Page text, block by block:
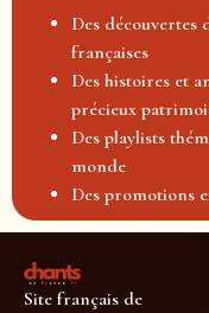
Des découvertes
françaises
Des histoires et
précieux
Des playlists
monde
Des promotions
Site français de